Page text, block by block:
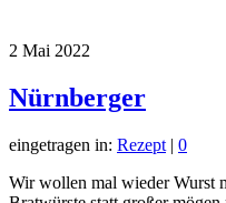
2 Mai 2022
Nürnberger
eingetragen in: Rezept | 0
Wir wollen mal wieder Wurst